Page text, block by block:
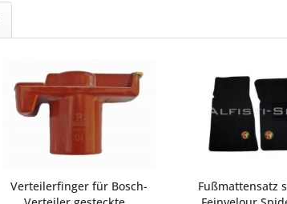
Verteilerfinger für Bosch-
Fußmattensatz